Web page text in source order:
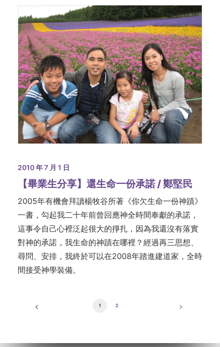
2010 年 7 月 1 日
【畢業生分享】還生命一份承諾 / 鄭堅民
2005年有機會拜讀楊牧谷所著《你欠生命一份神蹟》
一書，勾起我二十年前曾回應神全時間奉獻的承諾，
這事令自己心裡泛起很大的掙扎，因為我還沒有落實
對神的承諾，我生命的神蹟在哪裡？經過再三思想、
尋問、安排，我終於可以在2008年踏進建道家，全時
間接受神學裝備。
1 2